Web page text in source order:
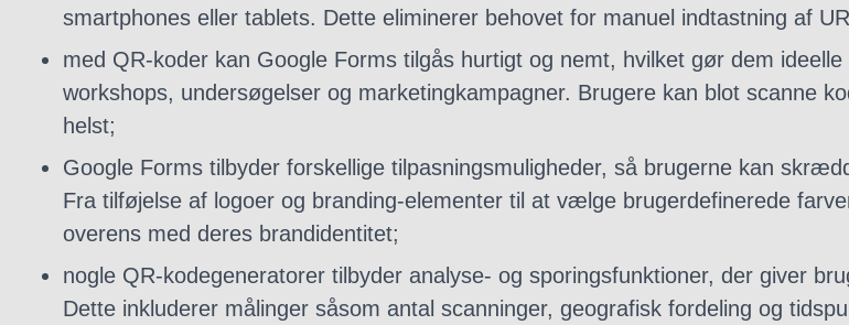
smartphones eller tablets. Dette eliminerer behovet for manuel indtastning af
med QR-koder kan Google Forms tilgås hurtigt og nemt, hvilket gør dem
workshops, undersøgelser og marketingkampagner. Brugere kan blot scanne
helst;
Google Forms tilbyder forskellige tilpasningsmuligheder, så brugerne kan
Fra tilføjelse af logoer og branding-elementer til at vælge brugerdefinerede
overens med deres brandidentitet;
nogle QR-kodegeneratorer tilbyder analyse- og sporingsfunktioner, der giver
Dette inkluderer målinger såsom antal scanninger, geografisk fordeling og